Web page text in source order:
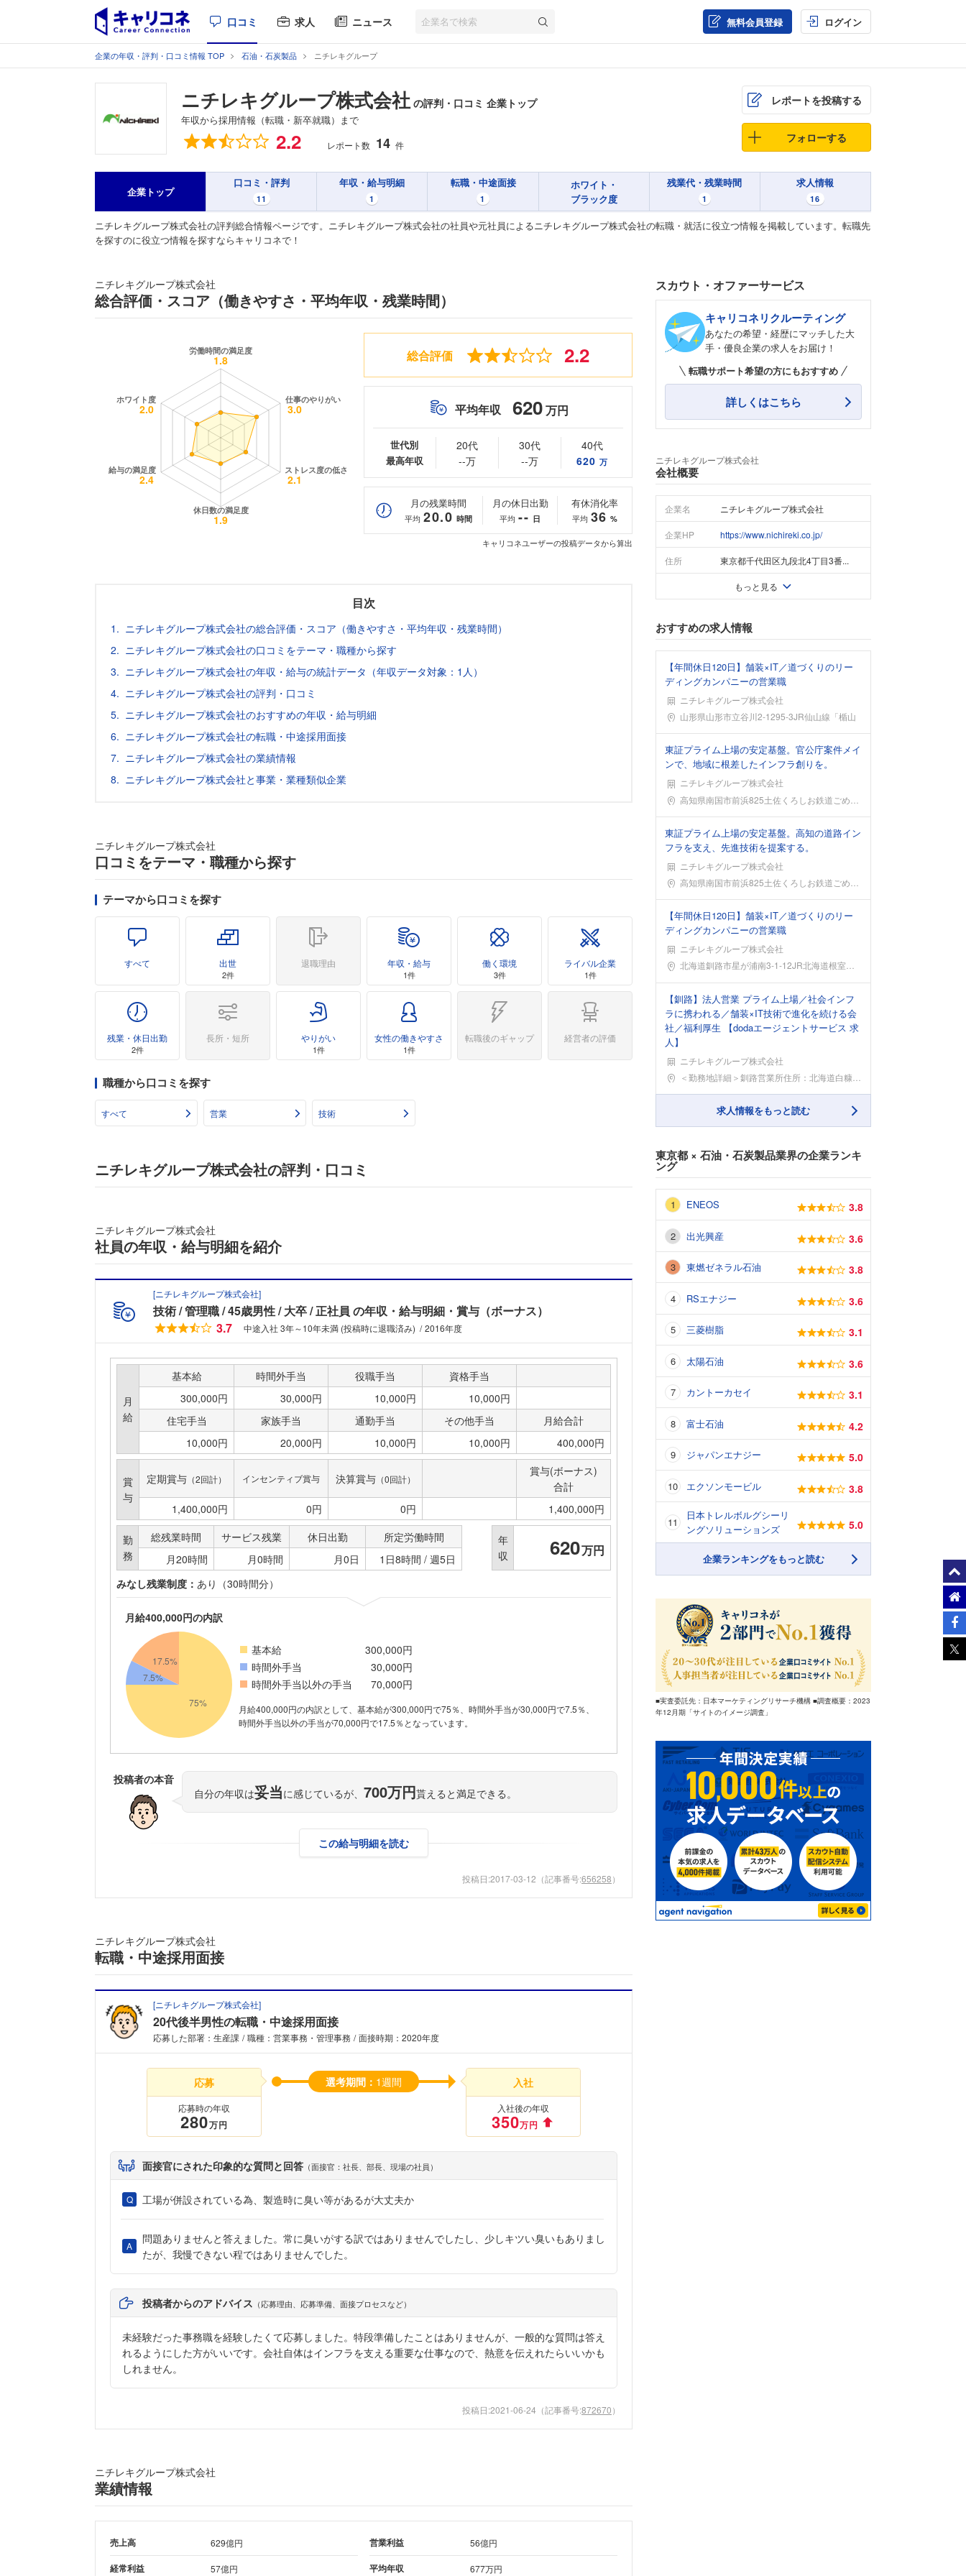
口コミ 求人 ニュース 無料会員登録 ログイン
企業の年収・評判・口コミ情報 TOP 石油・石炭製品 ニチレキグループ
ニチレキグループ株式会社 の評判・口コミ 企業トップ
年収から採用情報（転職・新卒就職）まで
総合評価 2.2 レポート数 14 件
レポートを投稿する
フォローする
企業トップ
口コミ・評判
11
年収・給与明細
1
転職・中途面接
1
ホワイト・
ブラック度
残業代・残業時間
1
求人情報
16
ニチレキグループ株式会社の評判総合情報ページです。ニチレキグループ株式会社の社員や元社員によるニチレキグループ株式会社の転職・就活に役立つ情報を掲載しています。転職先
を探すのに役立つ情報を探すならキャリコネで！
ニチレキグループ株式会社
総合評価・スコア（働きやすさ・平均年収・残業時間）
総合評価 2.2
平均年収 620万円
世代別
最高年収
20代
--万
30代
--万
40代
620 万
月の残業時間
平均 20.0 時間
月の休日出勤
平均 -- 日
有休消化率
平均 36 %
キャリコネユーザーの投稿データから算出
目次
ニチレキグループ株式会社の総合評価・スコア（働きやすさ・平均年収・残業時間）
ニチレキグループ株式会社の口コミをテーマ・職種から探す
ニチレキグループ株式会社の年収・給与の統計データ（年収データ対象：1人）
ニチレキグループ株式会社の評判・口コミ
ニチレキグループ株式会社のおすすめの年収・給与明細
ニチレキグループ株式会社の転職・中途採用面接
ニチレキグループ株式会社の業績情報
ニチレキグループ株式会社と事業・業種類似企業
ニチレキグループ株式会社
口コミをテーマ・職種から探す
テーマから口コミを探す
すべて 出世
2件
退職理由 年収・給与
1件
働く環境
3件
ライバル企業
1件
残業・休日出勤
2件
長所・短所 やりがい
1件
女性の働きやすさ
1件
転職後のギャップ 経営者の評価
職種から口コミを探す
すべて 営業 技術
ニチレキグループ株式会社の評判・口コミ
ニチレキグループ株式会社
社員の年収・給与明細を紹介
[ニチレキグループ株式会社]
技術 管理職 45歳男性 大卒 正社員 の年収・給与明細・賞与（ボーナス）
3.7
中途入社 3年～10年未満 (投稿時に退職済み) 2016年度
月
給
基本給 時間外手当 役職手当
資格手当
300,000円
30,000円 10,000円
10,000円
住宅手当
家族手当 通勤手当 その他手当
月給合計
10,000円
20,000円 10,000円 10,000円 400,000円
賞
与
定期賞与 （2回計） インセンティブ賞与 決算賞与（0回計）
賞与(ボーナス)
合計
1,400,000円
0円 0円 1,400,000円
勤
務
総残業時間 サービス残業 休日出勤
所定労働時間
月20時間
月0時間 月0日 1日8時間 / 週5日
年
収
620万円
みなし残業制度： あり（30時間分）
月給400,000円の内訳
基本給
300,000円
時間外手当
30,000円
時間外手当以外の手当
70,000円
月給400,000円の内訳として、基本給が300,000円で75％、時間外手当が30,000円で7.5％、
時間外手当以外の手当が70,000円で17.5％となっています。
投稿者の本音
自分の年収は妥当に感じているが、 700万円貰えると満足できる。
この給与明細を読む
投稿日:2017-03-12 （記事番号:656258）
ニチレキグループ株式会社
転職・中途採用面接
[ニチレキグループ株式会社]
20代後半男性の転職・中途採用面接
応募した部署：生産課 職種：営業事務・管理事務 面接時期：2020年度
選考期間： 1週間
応募
応募時の年収
280万円
入社
入社後の年収
350万円
面接官にされた印象的な質問と回答 （面接官：社長、部長、現場の社員）
工場が併設されている為、製造時に臭い等があるが大丈夫か
問題ありませんと答えました。常に臭いがする訳ではありませんでしたし、少しキツい臭いもありまし
たが、我慢できない程ではありませんでした。
投稿者からのアドバイス （応募理由、応募準備、面接プロセスなど）
未経験だった事務職を経験したくて応募しました。特段準備したことはありませんが、一般的な質問は答え
れるようにした方がいいです。会社自体はインフラを支える重要な仕事なので、熱意を伝えれたらいいかも
しれません。
投稿日:2021-06-24 （記事番号:872670）
ニチレキグループ株式会社
業績情報
売上高 629億円 営業利益 56億円
経常利益 57億円 平均年収 677万円
スカウト・オファーサービス
キャリコネリクルーティング
あなたの希望・経歴にマッチした大
手・優良企業の求人をお届け！
転職サポート希望の方にもおすすめ
詳しくはこちら
ニチレキグループ株式会社
会社概要
企業名 ニチレキグループ株式会社
企業HP https://www.nichireki.co.jp/
住所 東京都千代田区九段北4丁目3番...
もっと見る
おすすめの求人情報
【年間休日120日】舗装×IT／道づくりのリー
ディングカンパニーの営業職
ニチレキグループ株式会社
勤務地山形県山形市立谷川2-1295-3JR仙山線「楯山
東証プライム上場の安定基盤。官公庁案件メイ
ンで、地域に根差したインフラ創りを。
ニチレキグループ株式会社
勤務地高知県南国市前浜825土佐くろしお鉄道ごめん・なは
東証プライム上場の安定基盤。高知の道路イン
フラを支え、先進技術を提案する。
ニチレキグループ株式会社
勤務地高知県南国市前浜825土佐くろしお鉄道ごめん・なは
【年間休日120日】舗装×IT／道づくりのリー
ディングカンパニーの営業職
ニチレキグループ株式会社
勤務地北海道釧路市星が浦南3-1-12JR北海道根室本線
【釧路】法人営業 プライム上場／社会インフ
ラに携われる／舗装×IT技術で進化を続ける会
社／福利厚生 【dodaエージェントサービス 求
人】
ニチレキグループ株式会社
勤務地＜勤務地詳細＞釧路営業所住所：北海道白糠郡白糠町工
求人情報をもっと読む
東京都 × 石油・石炭製品業界の企業ランキ
ング
ENEOS 3.8
出光興産 3.6
東燃ゼネラル石油 3.8
RSエナジー 3.6
三菱樹脂 3.1
太陽石油 3.6
カントーカセイ 3.1
富士石油 4.2
ジャパンエナジー 5.0
エクソンモービル 3.8
日本トレルボルグシーリ
ングソリューションズ
5.0
企業ランキングをもっと読む
■実査委託先：日本マーケティングリサーチ機構 ■調査概要：2023
年12月期「サイトのイメージ調査」